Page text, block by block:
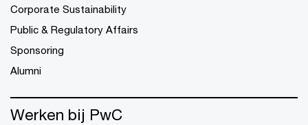
Corporate Sustainability
Public & Regulatory Affairs
Sponsoring
Alumni
Werken bij PwC